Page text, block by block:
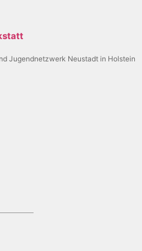
Jugendnetzwerk Neustadt in Holstein